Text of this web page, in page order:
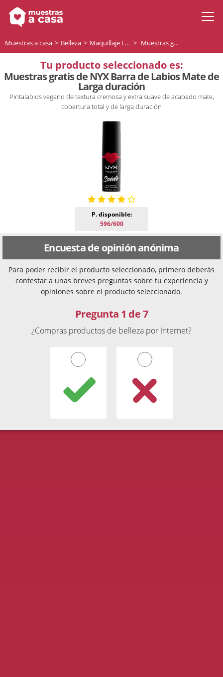
Muestras a casa Belleza Maquillaje Labios Muestras gratis de NYX Barra de Labios Mate de Larga duración
Tu producto seleccionado es:
Muestras gratis de NYX Barra de Labios Mate de
Larga duración
Pintalabios vegano de textura cremosa y extra suave de acabado mate,
cobertura total y de larga duración
P. disponible:
596/600
Encuesta de opinión anónima
Para poder recibir el producto seleccionado, primero deberás
contestar a unas breves preguntas sobre tu experiencia y
opiniones sobre el producto seleccionado.
Pregunta 1 de 7
¿Compras productos de belleza por Internet?